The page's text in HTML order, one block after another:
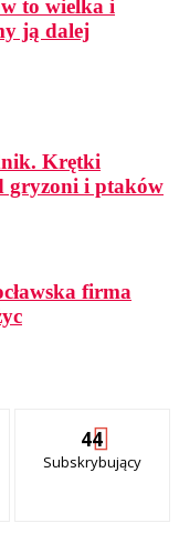
to wielka i
ją dalej
Krętki
gryzoni i ptaków
firma
44
Subskrybujący